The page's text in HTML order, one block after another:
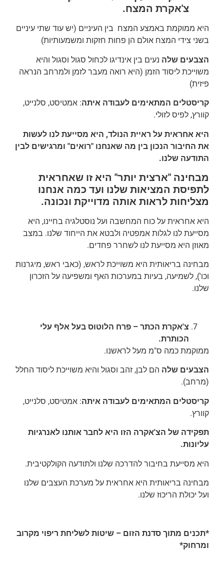
צ'אקרת המצח.
היא ממוקמת באמצע המצח בין העיניים (יש עוד שתי עיניים
בשני צידי המצח אולם הן פחות חזקות ומשמעותיות)
הצבעים שלה נעים בין אינדיגו לכחול סגול וסגול והיא
משוייכת ליסוד הזמן (היא רואה מעבר לזמן ולמרחב הנראה
פיזית)
קריסטלים המתאימים לעבודה איתה: אמטיסט, סלנייט,
קוורץ, לפיס לזולי.
היא אחראית על ראיית הנולד, היא מסייעת לנו לעשות
את החיבור הנכון בין מה שאנחנו "רואים" ומרגישים לבין
התודעה שלנו.
מבחינה "ארצית יותר" היא זו שאחראית
לתפיסת המציאות שלנו ועד כמה אנחנו
מצליחות לראות אותה מדוייקת ונכונה.
היא אחראית על כוח המחשבה ועל נוסטלגיה בחיינו, היא
מסייעת לנו לגלות אמפטיה ולבטא את הייחוד שלנו. במצב
מאוזן היא מסייעת לנו לשחרר פחדים.
מבחינה בריאותית היא משוייכת לראש, (כאבי ראש, מיגרנות
וכו'), לשמיעה, בעיות במערכות האף ומשפיעה על הזכרון
שלנו.
צ'אקרת הכתר – פרח הלוטוס בעל אלף עלי
הכותרת.
ממוקמת כמה ס"מ מעל לראשנו.
הצבעים שלה הם לבן, זהב וסגול והיא משוייכת ליסוד החלל
(מרחב).
קריסטלים המתאימים לעבודה איתה: אמטיסט, סלנייט,
קוורץ.
תפקידה של הצ'אקרה הזו היא לחבר אותנו לאנרגיות
עליונות.
היא מסייעת בחיבור להדרכה שלנו ולתודעה הקולקטיבית.
מבחינה בריאותית היא אחראית על מערכת העצבים שלנו
ועל יכולת הריכוז שלנו.
*תכנים מתוך סדנת הזום – שיטות לשליחת ריפוי מקרוב
ומרחוק*